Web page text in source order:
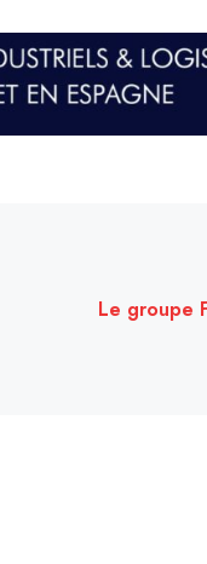
Le groupe